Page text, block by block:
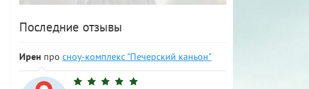
Последние отзывы
Ирен про сноу-комплекс "Печерский каньон"